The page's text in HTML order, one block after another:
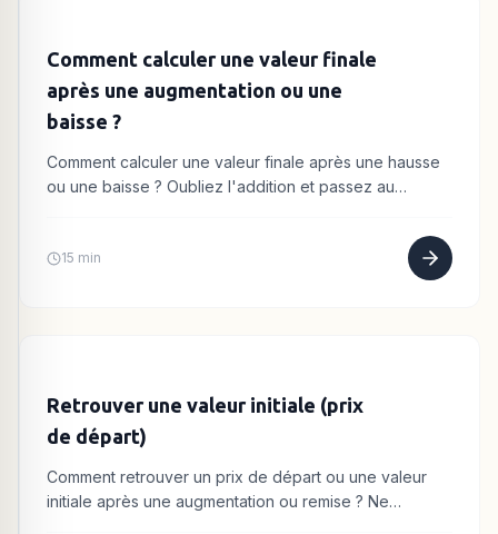
Comment calculer une valeur finale
après une augmentation ou une
baisse ?
Comment calculer une valeur finale après une hausse
ou une baisse ? Oubliez l'addition et passez au
15 min
Retrouver une valeur initiale (prix
de départ)
Comment retrouver un prix de départ ou une valeur
initiale après une augmentation ou remise ? Ne